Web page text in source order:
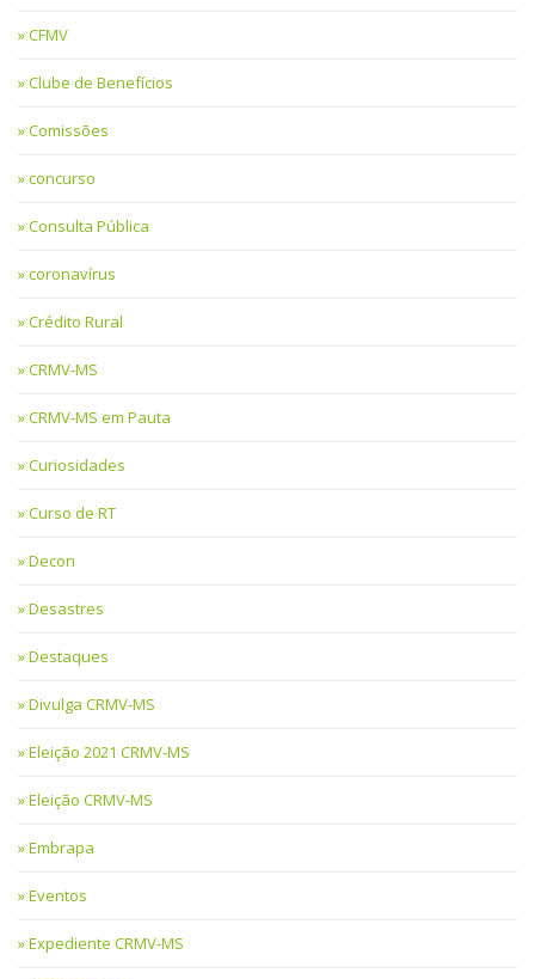
CFMV
Clube de Benefícios
Comissões
concurso
Consulta Pública
coronavírus
Crédito Rural
CRMV-MS
CRMV-MS em Pauta
Curiosidades
Curso de RT
Decon
Desastres
Destaques
Divulga CRMV-MS
Eleição 2021 CRMV-MS
Eleição CRMV-MS
Embrapa
Eventos
Expediente CRMV-MS